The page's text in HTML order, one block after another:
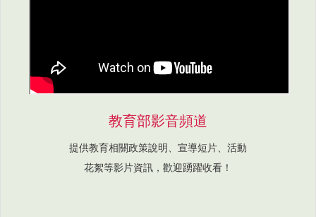
教育部影音頻道
提供教育相關政策說明、宣導短片、活動
花絮等影片資訊，歡迎踴躍收看！